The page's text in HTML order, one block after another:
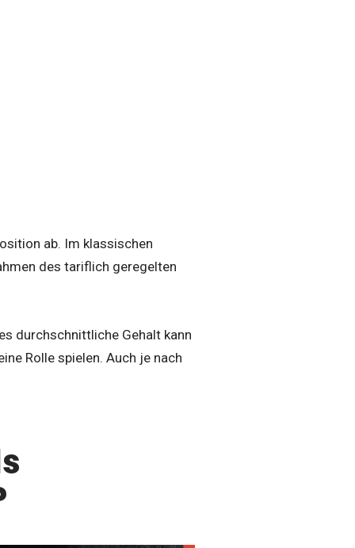
ab. Im klassischen
des tariflich geregelten
durchschnittliche Gehalt kann
Rolle spielen. Auch je nach